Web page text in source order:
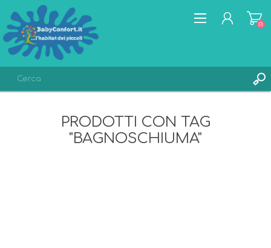
ACCESSO
LISTA DEI DESIDERI (0)
(0)
PRODOTTI CON TAG
"BAGNOSCHIUMA"